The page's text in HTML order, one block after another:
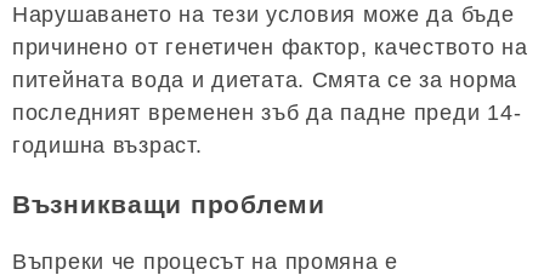
Нарушаването на тези условия може да бъде
причинено от генетичен фактор, качеството на
питейната вода и диетата. Смята се за норма
последният временен зъб да падне преди 14-
годишна възраст.
Възникващи проблеми
Въпреки че процесът на промяна е